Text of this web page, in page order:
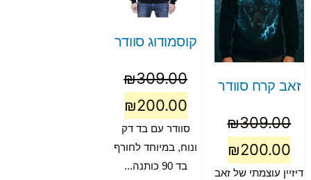
זאב קרח סוודר
₪309.00
₪200.00
דיזיין עוצמתי של זאב
קוסמודוג סוודר
₪309.00
₪200.00
סוודר עם בד דק
ונוח, במיוחד לחורף
בד 90 כותנה...